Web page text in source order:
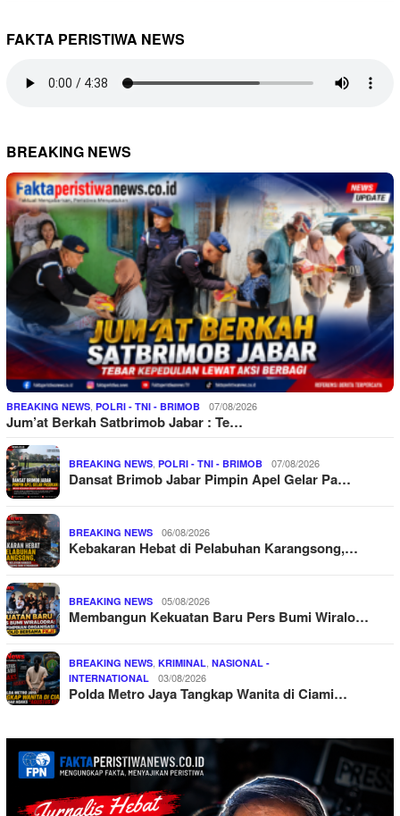
FAKTA PERISTIWA NEWS
BREAKING NEWS
BREAKING NEWS, POLRI - TNI - BRIMOB 07/08/2026
Jum’at Berkah Satbrimob Jabar : Te…
BREAKING NEWS, POLRI - TNI - BRIMOB 07/08/2026
Dansat Brimob Jabar Pimpin Apel Gelar Pa…
BREAKING NEWS 06/08/2026
Kebakaran Hebat di Pelabuhan Karangsong,…
BREAKING NEWS 05/08/2026
Membangun Kekuatan Baru Pers Bumi Wiralo…
BREAKING NEWS, KRIMINAL, NASIONAL -
INTERNATIONAL
03/08/2026
Polda Metro Jaya Tangkap Wanita di Ciami…